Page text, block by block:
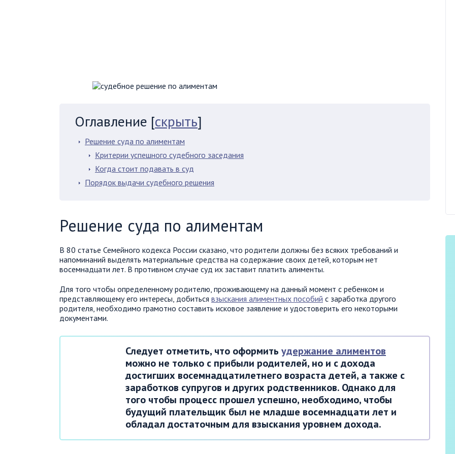
Оглавление [скрыть]
Решение суда по алиментам
Критерии успешного судебного заседания
Когда стоит подавать в суд
Порядок выдачи судебного решения
Решение суда по алиментам
В 80 статье Семейного кодекса России сказано, что родители должны без всяких требований и
напоминаний выделять материальные средства на содержание своих детей, которым нет
восемнадцати лет. В противном случае суд их заставит платить алименты.
Для того чтобы определенному родителю, проживающему на данный момент с ребенком и
представляющему его интересы, добиться взыскания алиментных пособий с заработка другого
родителя, необходимо грамотно составить исковое заявление и удостоверить его некоторыми
документами.
Следует отметить, что оформить удержание алиментов
можно не только с прибыли родителей, но и с дохода
достигших восемнадцатилетнего возраста детей, а также с
заработков супругов и других родственников. Однако для
того чтобы процесс прошел успешно, необходимо, чтобы
будущий плательщик был не младше восемнадцати лет и
обладал достаточным для взыскания уровнем дохода.